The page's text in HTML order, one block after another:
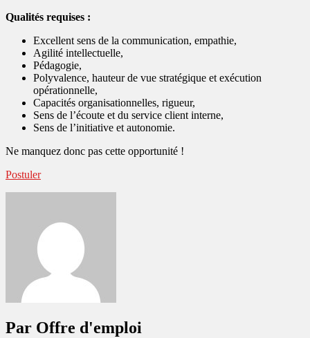
Qualités requises :
Excellent sens de la communication, empathie,
Agilité intellectuelle,
Pédagogie,
Polyvalence, hauteur de vue stratégique et exécution
opérationnelle,
Capacités organisationnelles, rigueur,
Sens de l’écoute et du service client interne,
Sens de l’initiative et autonomie.
Ne manquez donc pas cette opportunité !
Postuler
Par Offre d'emploi